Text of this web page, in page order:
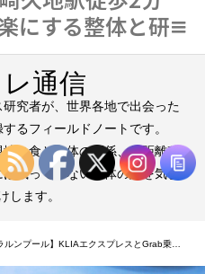
にする整体と研
通信
究者が、世界各地で出会った
るフィールドノートです。
の食と身体の関係、長距離移
載っていない身体の話を気ま
します。
ル】KLIAエクスプレスとGrab乗り場 | マッサージを楽しむ観光プラン！トランジットで大満足